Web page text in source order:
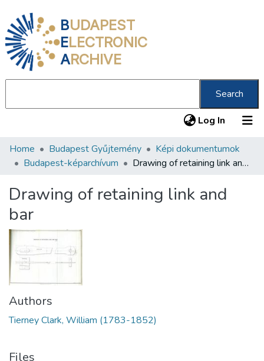
BUDAPEST
ELECTRONIC
ARCHIVE
Search
Log In (current)
Communities & Collections
Statistics
About us
Home Budapest Gyűjtemény
Képi dokumentumok
Budapest-képarchívum
Drawing of retaining link and bar
Drawing of retaining link and
bar
Authors
Tierney Clark, William (1783-1852)
Files